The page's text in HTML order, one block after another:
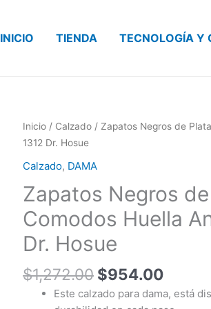
INICIO TIENDA TECNOLOGÍA Y
Inicio / Calzado / Zapatos Negros de
1312 Dr. Hosue
Calzado, DAMA
Zapatos Negros
Comodos Huella
Dr. Hosue
$1,272.00
El
era:
$1,272.00.
$954.00
El
Este calzado para dama, está
Zapatos
Negros
Plataforma
Comodos
Huella
Antiderrapante
1312
Hosue
cantidad